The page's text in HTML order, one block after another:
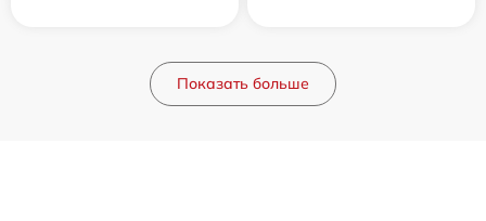
Показать больше